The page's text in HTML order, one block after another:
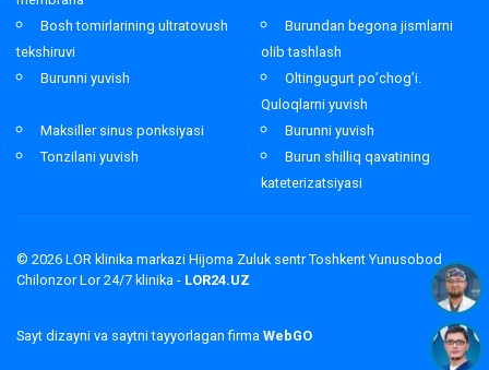
Bosh tomirlarining ultratovush
tekshiruvi
Burundan begona jismlarni
olib tashlash
Burunni yuvish
Oltingugurt po’chog’i.
Quloqlarni yuvish
Maksiller sinus ponksiyasi
Burunni yuvish
Tonzilani yuvish
Burun shilliq qavatining
kateterizatsiyasi
© 2026 LOR klinika markazi Hijoma Zuluk sentr Toshkent Yunusobod
Chilonzor Lor 24/7 klinika - LOR24.UZ
Sayt dizayni va saytni tayyorlagan firma WebGO